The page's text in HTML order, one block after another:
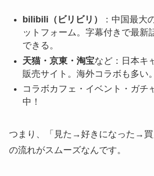
bilibili（ビリビリ）
：中国最大
ットフォーム。字幕付きで最新
できる。
天猫・京東・淘宝など：日本キ
販売サイト。海外コラボも多い。
コラボカフェ・イベント・ガチ
中！
つまり、「見た→好きになった→買
の流れがスムーズなんです。